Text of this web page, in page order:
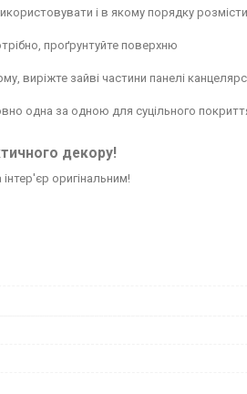
і в якому порядку
проґрунтуйте поверхню
виріжте зайві частини панелі
одна за одною для суцільного
декору!
оригінальним!